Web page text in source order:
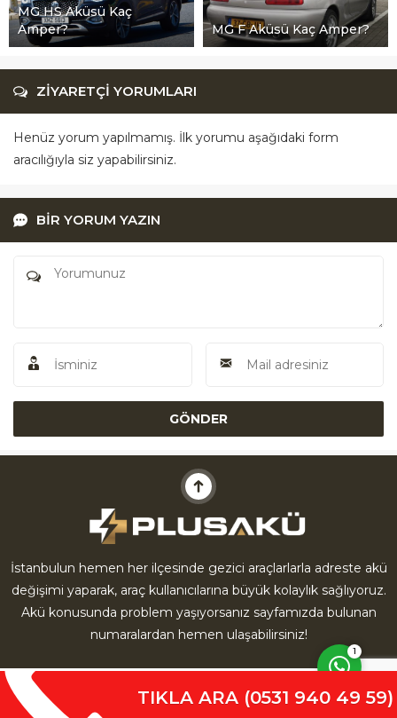
MG HS Aküsü Kaç
Amper?
MG F Aküsü Kaç Amper?
ZİYARETÇİ YORUMLARI
Henüz yorum yapılmamış. İlk yorumu aşağıdaki form
aracılığıyla siz yapabilirsiniz.
BİR YORUM YAZIN
Cevap Yaz
1
İstanbulun hemen her ilçesinde gezici araçlarlarla adreste akü
değişimi yaparak, araç kullanıcılarına büyük kolaylık sağlıyoruz.
Akü konusunda problem yaşıyorsanız sayfamızda bulunan
numaralardan hemen ulaşabilirsiniz!
Anasayfa Hakkımızda İletişim
TIKLA ARA (0531 940 49 59)